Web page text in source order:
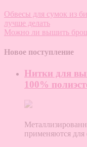
Обвесы для сумок из
лучше делать
Можно ли вышить
Новое поступление
Нитки для
100%
применяются для